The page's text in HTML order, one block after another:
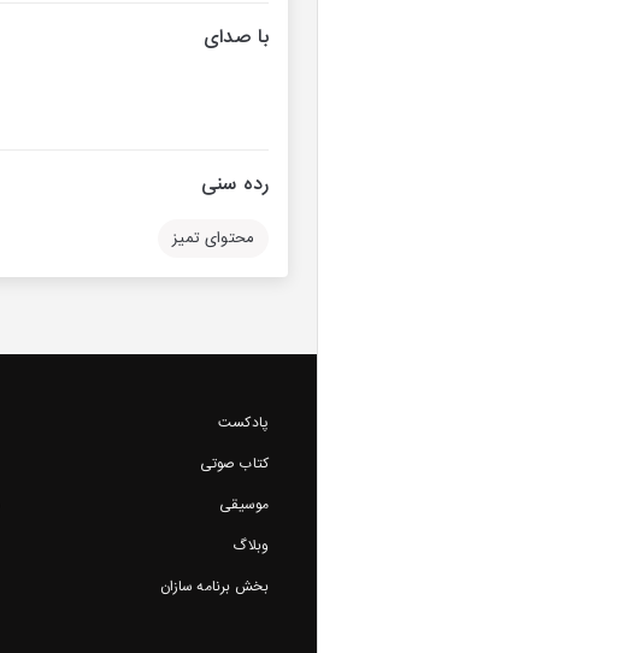
با صدای
رده سنی
محتوای تمیز
پادکست
کتاب صوتی
موسیقی
وبلاگ
بخش برنامه سازان